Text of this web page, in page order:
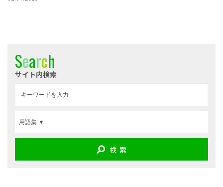
Search
サイト内検索
検 索